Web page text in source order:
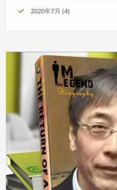
2020年7月 (4)